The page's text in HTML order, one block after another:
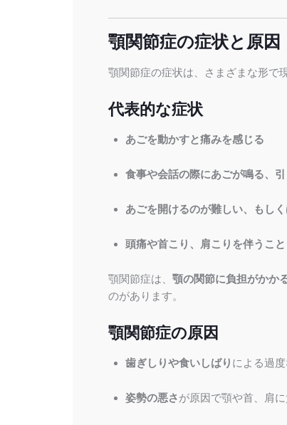
顎関節症の症状と原因
顎関節症の症状は、さまざまな形で
代表的な症状
あごを動かすと痛みを感じる
食事や会話の際にあごが鳴る、
あごを開けるのが難しい、もし
頭痛や首こり、肩こりを伴うこ
顎関節症は、 顎の関節に負担がかか
のがあります。
顎関節症の原因
歯ぎしりや食いしばり による過
姿勢の悪さが原因で顎や首、肩